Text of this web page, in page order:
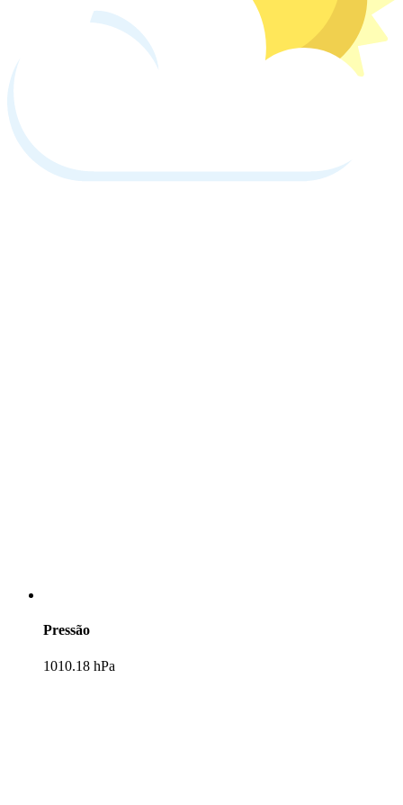
Pressão
1010.18 hPa